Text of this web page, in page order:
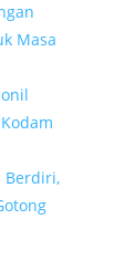
Masa
Berdiri,